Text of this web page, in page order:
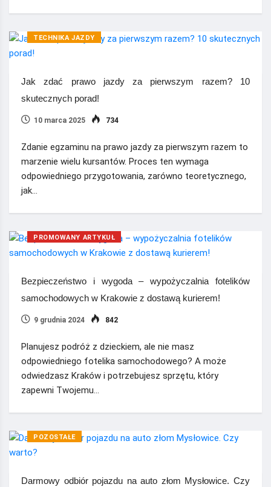
TECHNIKA JAZDY
Jak zdać prawo jazdy za pierwszym razem? 10
skutecznych porad!
10 marca 2025 734
Zdanie egzaminu na prawo jazdy za pierwszym razem to
marzenie wielu kursantów. Proces ten wymaga
odpowiedniego przygotowania, zarówno teoretycznego,
jak…
PROMOWANY ARTYKUŁ
Bezpieczeństwo i wygoda – wypożyczalnia fotelików
samochodowych w Krakowie z dostawą kurierem!
9 grudnia 2024 842
Planujesz podróż z dzieckiem, ale nie masz
odpowiedniego fotelika samochodowego? A może
odwiedzasz Kraków i potrzebujesz sprzętu, który
zapewni Twojemu…
POZOSTAŁE
Darmowy odbiór pojazdu na auto złom Mysłowice. Czy